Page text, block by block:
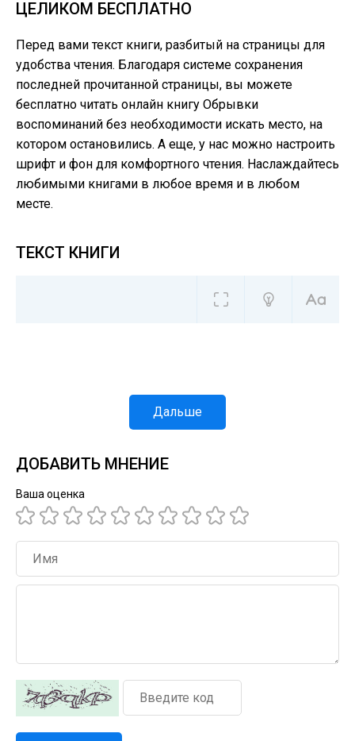
ЦЕЛИКОМ БЕСПЛАТНО
Перед вами текст книги, разбитый на страницы для
удобства чтения. Благодаря системе сохранения
последней прочитанной страницы, вы можете
бесплатно читать онлайн книгу Обрывки
воспоминаний без необходимости искать место, на
котором остановились. А еще, у нас можно настроить
шрифт и фон для комфортного чтения. Наслаждайтесь
любимыми книгами в любое время и в любом
месте.
ТЕКСТ КНИГИ
Дальше
ДОБАВИТЬ МНЕНИЕ
Ваша оценка